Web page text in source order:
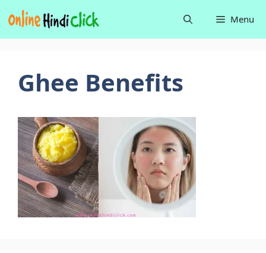
to
content
Menu
Ghee Benefits